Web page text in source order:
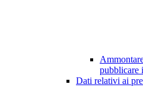
pubblicare
Dati relativi ai